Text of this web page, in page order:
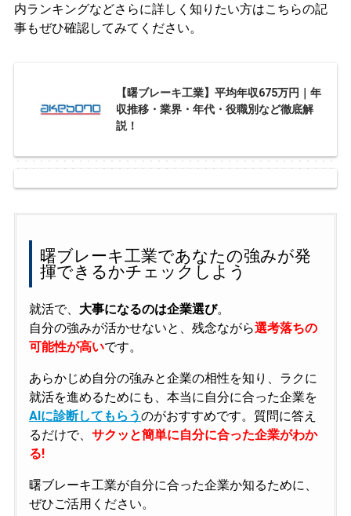
内ランキングなどさらに詳しく知りたい方はこちらの記
事もぜひ確認してみてください。
【曙ブレーキ工業】平均年収675万円｜年
収推移・業界・年代・役職別など徹底解
説！
曙ブレーキ工業であなたの強みが発
揮できるかチェックしよう
就活で、 大事になるのは企業選び。
自分の強みが活かせないと、残念ながら選考落ちの
可能性が高いです。
あらかじめ自分の強みと企業の相性を知り、ラクに
就活を進めるためにも、本当に自分に合った企業を
AIに診断してもらうのがおすすめです。質問に答え
るだけで、 サクッと簡単に自分に合った企業がわか
る!
曙ブレーキ工業が自分に合った企業か知るために、
ぜひご活用ください。